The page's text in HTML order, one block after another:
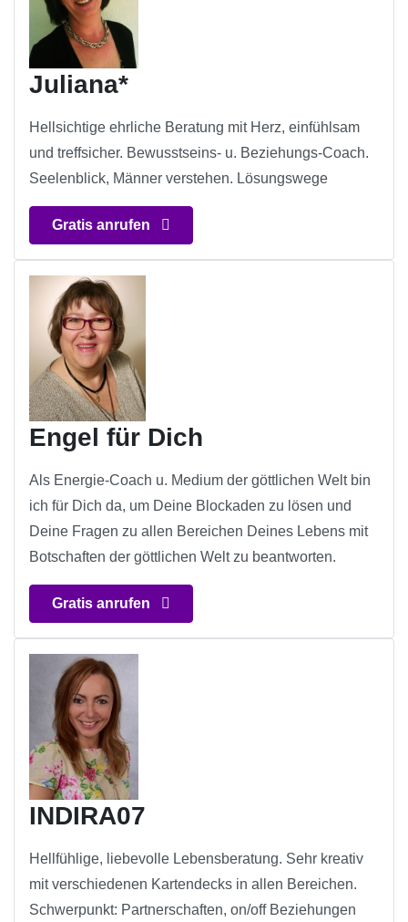
Juliana*
Hellsichtige ehrliche Beratung mit Herz, einfühlsam
und treffsicher. Bewusstseins- u. Beziehungs-Coach.
Seelenblick, Männer verstehen. Lösungswege
Gratis anrufen
Engel für Dich
Als Energie-Coach u. Medium der göttlichen Welt bin
ich für Dich da, um Deine Blockaden zu lösen und
Deine Fragen zu allen Bereichen Deines Lebens mit
Botschaften der göttlichen Welt zu beantworten.
Gratis anrufen
INDIRA07
Hellfühlige, liebevolle Lebensberatung. Sehr kreativ
mit verschiedenen Kartendecks in allen Bereichen.
Schwerpunkt: Partnerschaften, on/off Beziehungen